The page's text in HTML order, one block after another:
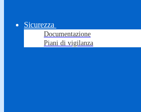
Sicurezza
Documentazione
Piani di vigilanza